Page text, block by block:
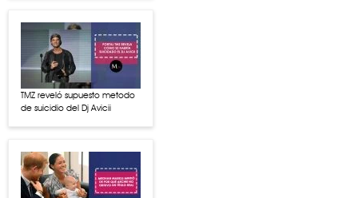
TMZ reveló supuesto metodo
de suicidio del Dj Avicii